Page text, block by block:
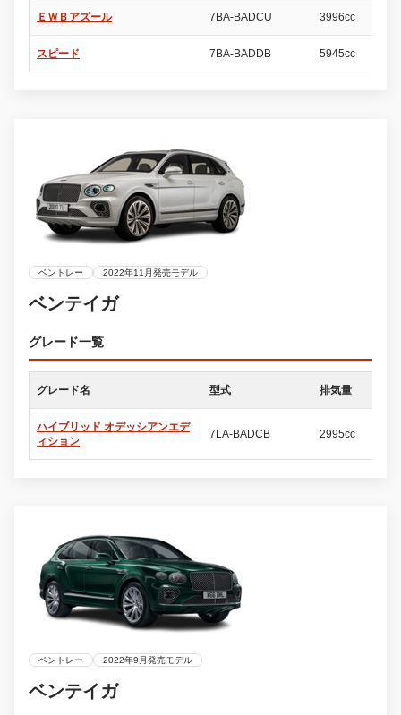
ＥＷＢアズール 7BA-BADCU 3996cc
スピード 7BA-BADDB 5945cc
ベントレー 2022年11月発売モデル
ベンテイガ
グレード一覧
グレード名 型式 排気量
ハイブリッド オデッシアンエデ
ィション
7LA-BADCB 2995cc
ベントレー 2022年9月発売モデル
ベンテイガ